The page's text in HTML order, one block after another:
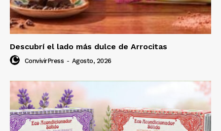
Descubrí el lado más dulce de Arrocitas
ConvivirPress - Agosto, 2026